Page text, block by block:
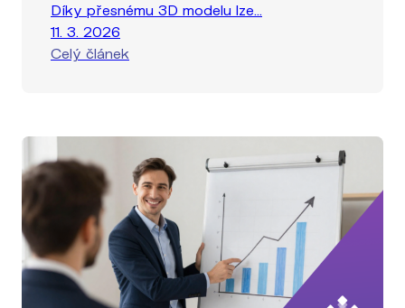
Díky přesnému 3D modelu lze...
11. 3. 2026
Celý článek